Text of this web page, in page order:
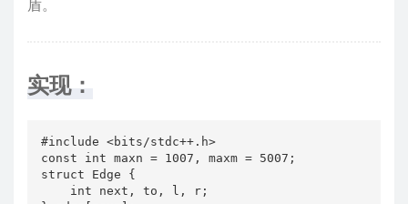
盾。
实现：
#include <bits/stdc++.h>
const int maxn = 1007, maxm = 5007;
struct Edge {
    int next, to, l, r;